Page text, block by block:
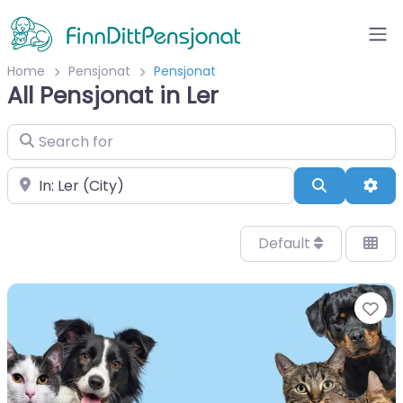
Home Pensjonat Pensjonat
All Pensjonat in Ler
Search for
Velg by/sted Search
Default